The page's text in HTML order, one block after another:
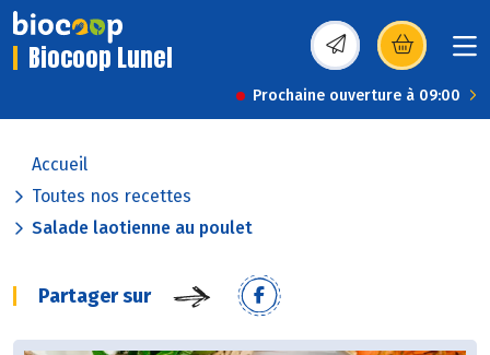
Biocoop Lunel (s’ouvre dans une
Prochaine ouverture à 09:00
Accueil
Toutes nos recettes
Salade laotienne au poulet
Partager sur